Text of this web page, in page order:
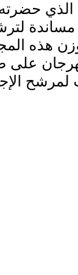
الذي
مساندة